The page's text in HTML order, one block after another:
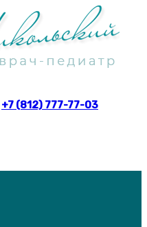
+7 (812) 777-77-03